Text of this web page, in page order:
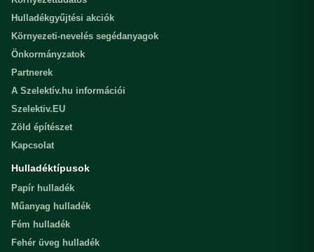
Hulladékgyűjtési akciók
Környezeti-nevelés segédanyagok
Önkormányzatok
Partnerek
A Szelektív.hu információi
Szelektiv.EU
Zöld építészet
Kapcsolat
Hulladéktípusok
Papír hulladék
Műanyag hulladék
Fém hulladék
Fehér üveg hulladék